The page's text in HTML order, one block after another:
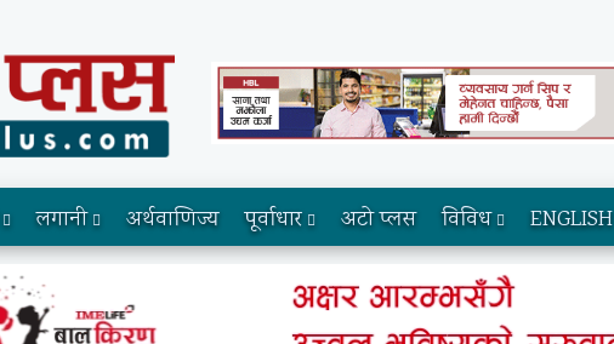
लगानी अर्थवाणिज्य पूर्वाधार अटो प्लस विविध ENGLISH